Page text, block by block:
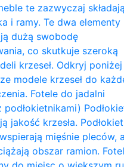
te zazwyczaj
i ramy. Te dwa elementy
dużą swobodę
co skutkuje szeroką
krzeseł. Odkryj poniżej
modele krzeseł do
Fotele do jadalni
podłokietnikami)
jakość krzesła.
mięśnie pleców,
obszar ramion. ​Fotel